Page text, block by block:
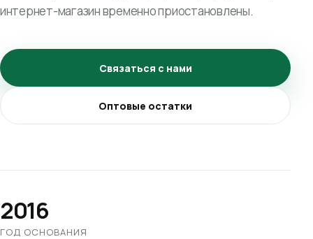
интернет-магазин временно приостановлены.
Связаться с нами
Оптовые остатки
2016
ГОД ОСНОВАНИЯ